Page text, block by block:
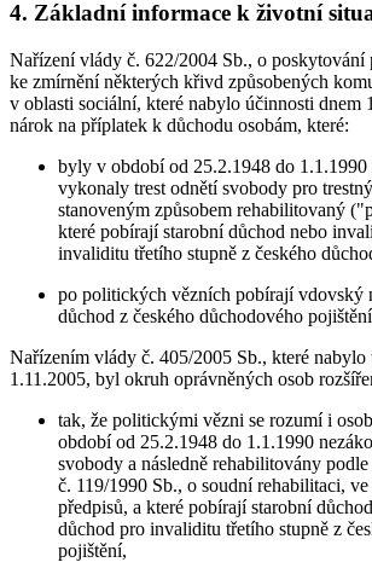
4. Základní informace k životní
Nařízení vlády č. 622/2004 Sb., o poskytování
ke zmírnění některých křivd způsobených
v oblasti sociální, které nabylo účinnosti dnem
nárok na příplatek k důchodu osobám, které:
byly v období od 25.2.1948 do 1.1.1990
vykonaly trest odnětí svobody pro
stanoveným způsobem rehabilitovaný
které pobírají starobní důchod nebo
invaliditu třetího stupně z českého
po politických vězních pobírají vdovský
důchod z českého důchodového
Nařízením vlády č. 405/2005 Sb., které nabylo
1.11.2005, byl okruh oprávněných osob
tak, že politickými vězni se rozumí i
období od 25.2.1948 do 1.1.1990
svobody a následně rehabilitovány
č. 119/1990 Sb., o soudní rehabilitaci,
předpisů, a které pobírají starobní
důchod pro invaliditu třetího stupně z
pojištění,